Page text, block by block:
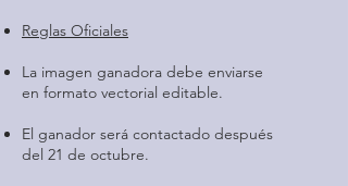
Reglas Oficiales
La imagen ganadora debe enviarse
en formato vectorial editable.
El ganador será contactado después
del 21 de octubre.